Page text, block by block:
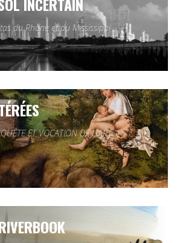
du Rhône et du Mississippi
ET VOCATION DE L'ART